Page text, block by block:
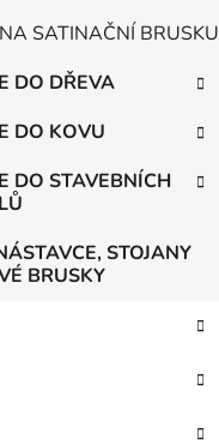
SATINAČNÍ BRUSKU
DO DŘEVA
DO KOVU
DO STAVEBNÍCH
STOJANY
BRUSKY